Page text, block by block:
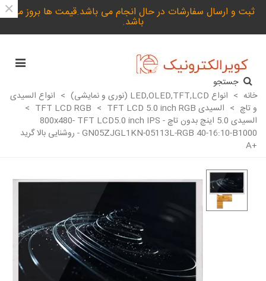
ثبت و ارسال سفارشات در حال انجام می باشد.قیمت ها بروز می
باشد.
×
جستجو
خانه > انواع LED,OLED,TFT,LCD (نوری و نمایشی) > انواع السیدی
و تاچ > السیدی TFT LCD RGB > TFT LCD 5.0 inch RGB
>
السیدی 5.0 اینچ بدون تاچ 800x480- TFT LCD5.0 inch IPS -
GN05ZJGL1KN-05113L-RGB 40-16:10-B1000 - روشنایی بالا گرید
+A